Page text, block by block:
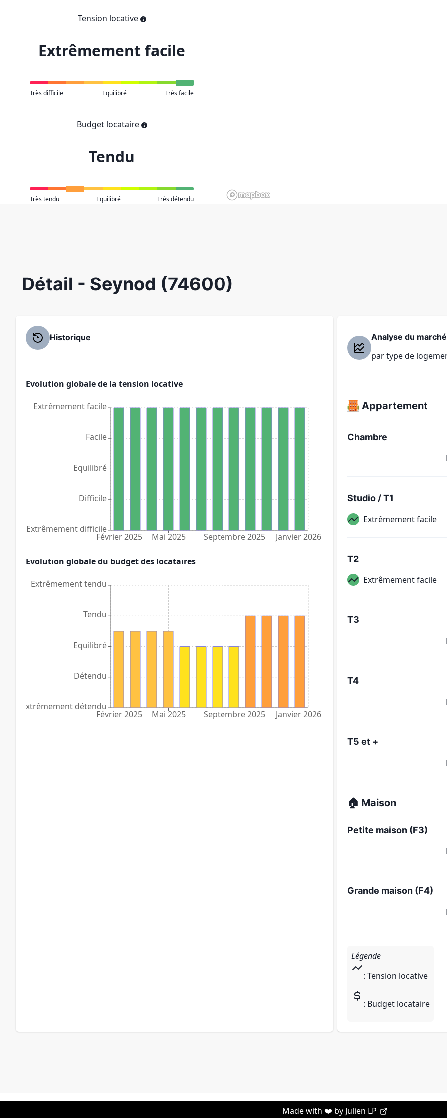
Tension locative
Extrêmement facile
Très difficile Equilibré Très facile
Budget locataire
Tendu
Très tendu Equilibré Très détendu
Détail - Seynod (74600)
Historique
Evolution globale de la tension locative
Février 2025 Mai 2025 Septembre 2025 Janvier 2026
Extrêmement difficile
Difficile
Equilibré
Facile
Extrêmement facile
Evolution globale du budget des locataires
Février 2025 Mai 2025 Septembre 2025 Janvier 2026
Extrêmement détendu
Détendu
Equilibré
Tendu
Extrêmement tendu
Analyse du marché
par type de
Appartement
Chambre
Studio / T1
Extrêmement facile
T2
Extrêmement facile
T3
T4
T5 et +
🏠 Maison
Petite maison (F3)
Grande maison (F4)
Légende
: Tension locative
: Budget locataire
Made with ❤️ by Julien LP